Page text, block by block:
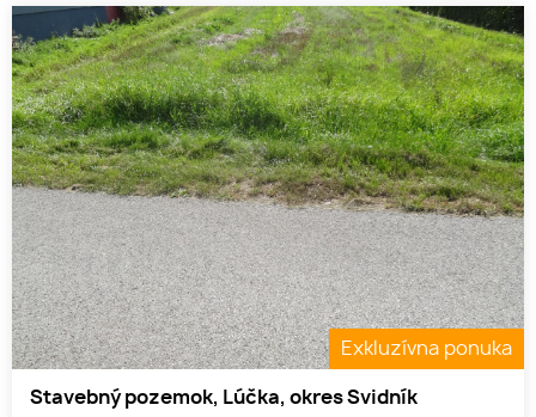
Exkluzívna ponuka
Stavebný pozemok, Lúčka, okres Svidník